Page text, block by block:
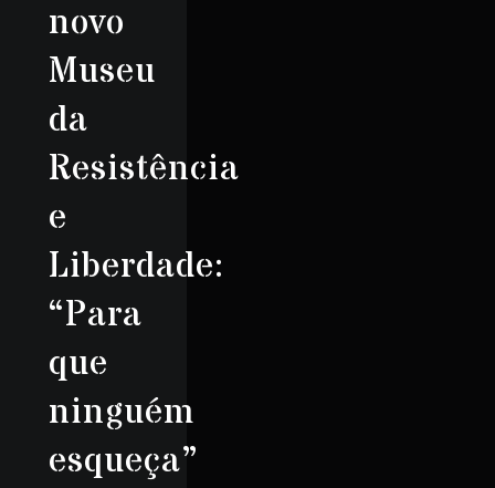
novo
Museu
da
Resistência
e
Liberdade:
“Para
que
ninguém
esqueça”